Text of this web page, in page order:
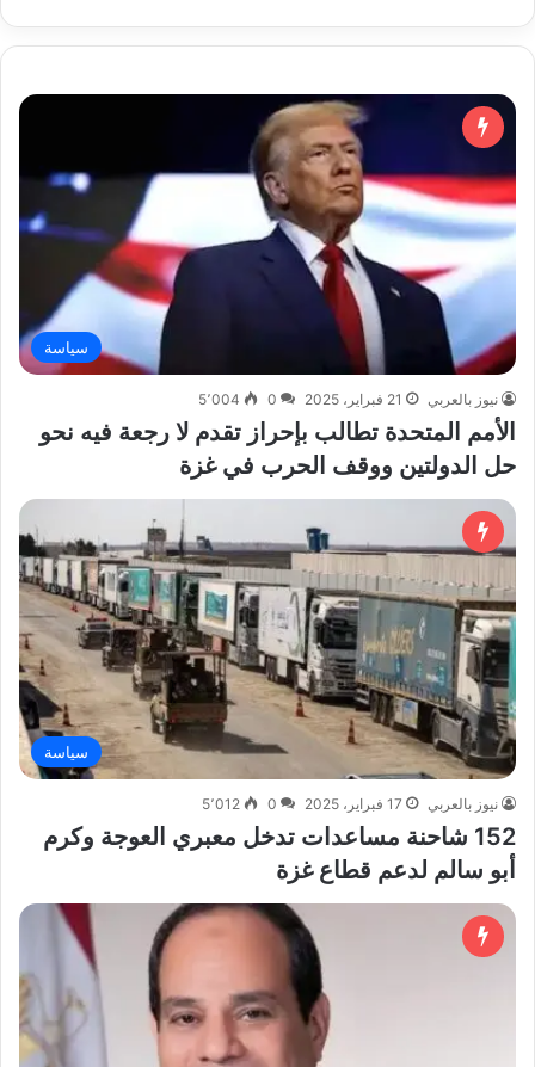
سياسة
نيوز بالعربي 21 فبراير، 2025 0 5٬004
الأمم المتحدة تطالب بإحراز تقدم لا رجعة فيه نحو
حل الدولتين ووقف الحرب في غزة
سياسة
نيوز بالعربي 17 فبراير، 2025 0 5٬012
152 شاحنة مساعدات تدخل معبري العوجة وكرم
أبو سالم لدعم قطاع غزة